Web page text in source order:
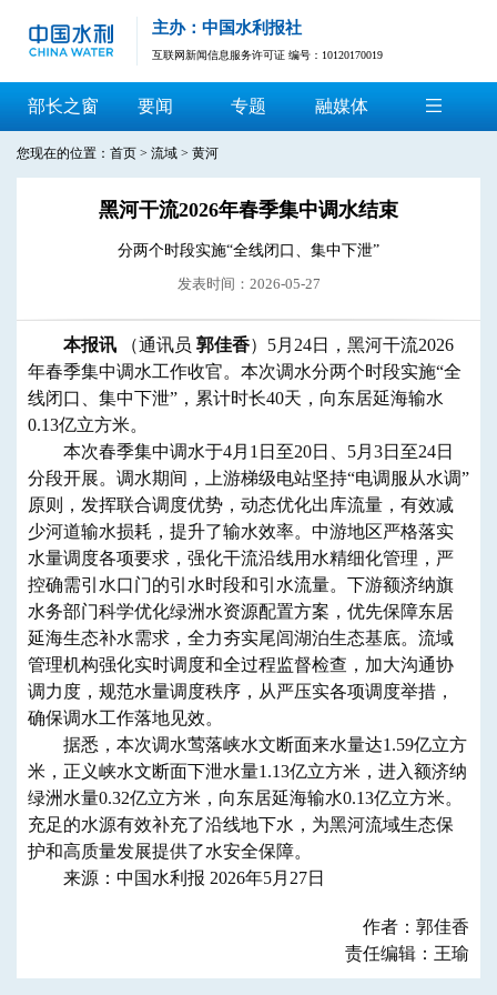
主办：中国水利报社
互联网新闻信息服务许可证 编号：10120170019
部长之窗 要闻 专题 融媒体
您现在的位置： 首页 > 流域 > 黄河
黑河干流2026年春季集中调水结束
分两个时段实施“全线闭口、集中下泄”
发表时间：2026-05-27
本报讯 （通讯员 郭佳香）5月24日，黑河干流2026
年春季集中调水工作收官。本次调水分两个时段实施“全
线闭口、集中下泄”，累计时长40天，向东居延海输水
0.13亿立方米。
本次春季集中调水于4月1日至20日、5月3日至24日
分段开展。调水期间，上游梯级电站坚持“电调服从水调”
原则，发挥联合调度优势，动态优化出库流量，有效减
少河道输水损耗，提升了输水效率。中游地区严格落实
水量调度各项要求，强化干流沿线用水精细化管理，严
控确需引水口门的引水时段和引水流量。下游额济纳旗
水务部门科学优化绿洲水资源配置方案，优先保障东居
延海生态补水需求，全力夯实尾闾湖泊生态基底。流域
管理机构强化实时调度和全过程监督检查，加大沟通协
调力度，规范水量调度秩序，从严压实各项调度举措，
确保调水工作落地见效。
据悉，本次调水莺落峡水文断面来水量达1.59亿立方
米，正义峡水文断面下泄水量1.13亿立方米，进入额济纳
绿洲水量0.32亿立方米，向东居延海输水0.13亿立方米。
充足的水源有效补充了沿线地下水，为黑河流域生态保
护和高质量发展提供了水安全保障。
来源：中国水利报 2026年5月27日
作者：郭佳香
责任编辑：王瑜